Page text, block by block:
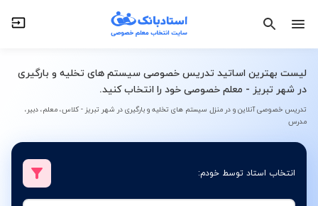
لیست بهترین اساتید تدریس خصوصی سیستم های تخلیه و بارگیری
در شهر تبریز - معلم خصوصی خود را انتخاب کنید.
تدریس خصوصی آنلاین و در منزل سیستم های تخلیه و بارگیری در شهر تبریز - کلاس، معلم، دبیر،
مدرس
انتخاب استاد توسط خودم: